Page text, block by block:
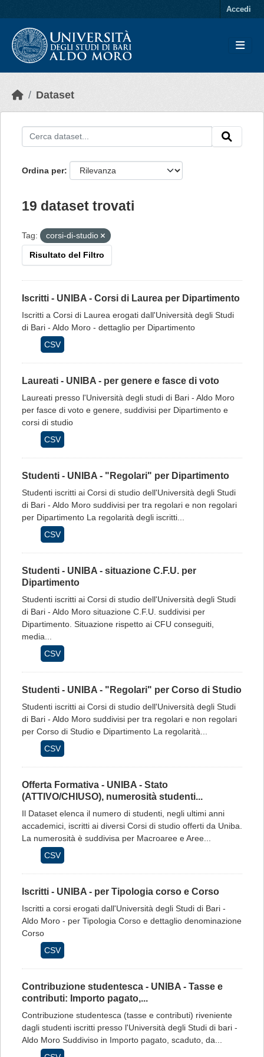
Accedi
Dataset
Ordina per
19 dataset trovati
Tag: corsi-di-studio
Risultato del Filtro
Iscritti - UNIBA - Corsi di Laurea per Dipartimento
Iscritti a Corsi di Laurea erogati dall'Università degli Studi
di Bari - Aldo Moro - dettaglio per Dipartimento
CSV
Laureati - UNIBA - per genere e fasce di voto
Laureati presso l'Università degli studi di Bari - Aldo Moro
per fasce di voto e genere, suddivisi per Dipartimento e
corsi di studio
CSV
Studenti - UNIBA - "Regolari" per Dipartimento
Studenti iscritti ai Corsi di studio dell'Università degli Studi
di Bari - Aldo Moro suddivisi per tra regolari e non regolari
per Dipartimento La regolarità degli iscritti...
CSV
Studenti - UNIBA - situazione C.F.U. per
Dipartimento
Studenti iscritti ai Corsi di studio dell'Università degli Studi
di Bari - Aldo Moro situazione C.F.U. suddivisi per
Dipartimento. Situazione rispetto ai CFU conseguiti,
media...
CSV
Studenti - UNIBA - "Regolari" per Corso di Studio
Studenti iscritti ai Corsi di studio dell'Università degli Studi
di Bari - Aldo Moro suddivisi per tra regolari e non regolari
per Corso di Studio e Dipartimento La regolarità...
CSV
Offerta Formativa - UNIBA - Stato
(ATTIVO/CHIUSO), numerosità studenti...
Il Dataset elenca il numero di studenti, negli ultimi anni
accademici, iscritti ai diversi Corsi di studio offerti da Uniba.
La numerosità è suddivisa per Macroaree e Aree...
CSV
Iscritti - UNIBA - per Tipologia corso e Corso
Iscritti a corsi erogati dall'Università degli Studi di Bari -
Aldo Moro - per Tipologia Corso e dettaglio denominazione
Corso
CSV
Contribuzione studentesca - UNIBA - Tasse e
contributi: Importo pagato,...
Contribuzione studentesca (tasse e contributi) riveniente
dagli studenti iscritti presso l'Università degli Studi di bari -
Aldo Moro Suddiviso in Importo pagato, scaduto, da...